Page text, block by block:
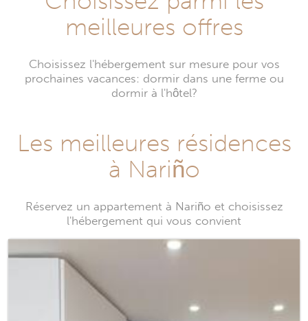
meilleures offres
Choisissez l'hébergement sur mesure pour vos
prochaines vacances: dormir dans une ferme ou
dormir à l'hôtel?
Les meilleures résidences
à Nariño
Réservez un appartement à Nariño et choisissez
l'hébergement qui vous convient